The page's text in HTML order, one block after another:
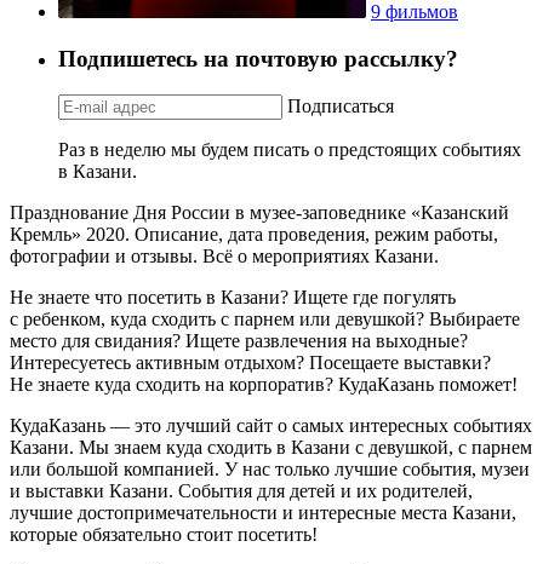
9 фильмов
Подпишетесь на почтовую рассылку?
Подписаться
Раз в неделю мы будем писать о предстоящих событиях
в Казани.
Празднование Дня России в музее-заповеднике «Казанский
Кремль» 2020. Описание, дата проведения, режим работы,
фотографии и отзывы. Всё о мероприятиях Казани.
Не знаете что посетить в Казани? Ищете где погулять
с ребенком, куда сходить с парнем или девушкой? Выбираете
место для свидания? Ищете развлечения на выходные?
Интересуетесь активным отдыхом? Посещаете выставки?
Не знаете куда сходить на корпоратив? КудаКазань поможет!
КудаКазань — это лучший сайт о самых интересных событиях
Казани. Мы знаем куда сходить в Казани с девушкой, с парнем
или большой компанией. У нас только лучшие события, музеи
и выставки Казани. События для детей и их родителей,
лучшие достопримечательности и интересные места Казани,
которые обязательно стоит посетить!